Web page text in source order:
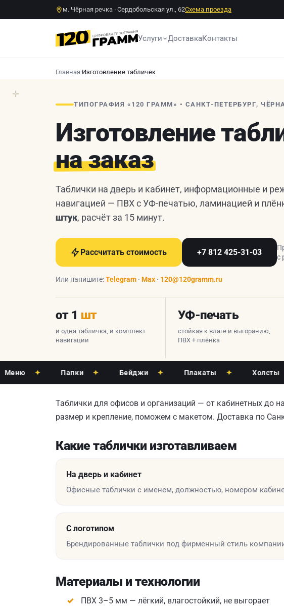
м. Чёрная речка · Сердобольская ул., 62Схема проезда
Услуги ДоставкаКонтакты
Главная·Изготовление табличек
✛
ТИПОГРАФИЯ «120 ГРАММ» • САНКТ-ПЕТЕРБУРГ,
Изготовление
на заказ
Таблички на дверь и кабинет, информационные и
навигацией — ПВХ с УФ-печатью, ламинацией и
штук, расчёт за 15 минут.
Рассчитать стоимость +7 812 425-31-03
с
Или напишите:Telegram · Max · 120@120gramm.ru
от 1 шт
и одна табличка, и комплект
навигации
УФ-печать
стойкая к влаге и выгоранию,
ПВХ + плёнка
✦ Папки ✦ Бейджи ✦ Плакаты ✦ Холсты ✦
Таблички для офисов и организаций — от кабинетных до
размер и крепление, поможем с макетом. Доставка по
Какие таблички изготавливаем
На дверь и кабинет
Офисные таблички с именем, должностью, номером
С логотипом
Брендированные таблички под фирменный стиль
Материалы и технологии
ПВХ 3–5 мм — лёгкий, влагостойкий, не выгорает